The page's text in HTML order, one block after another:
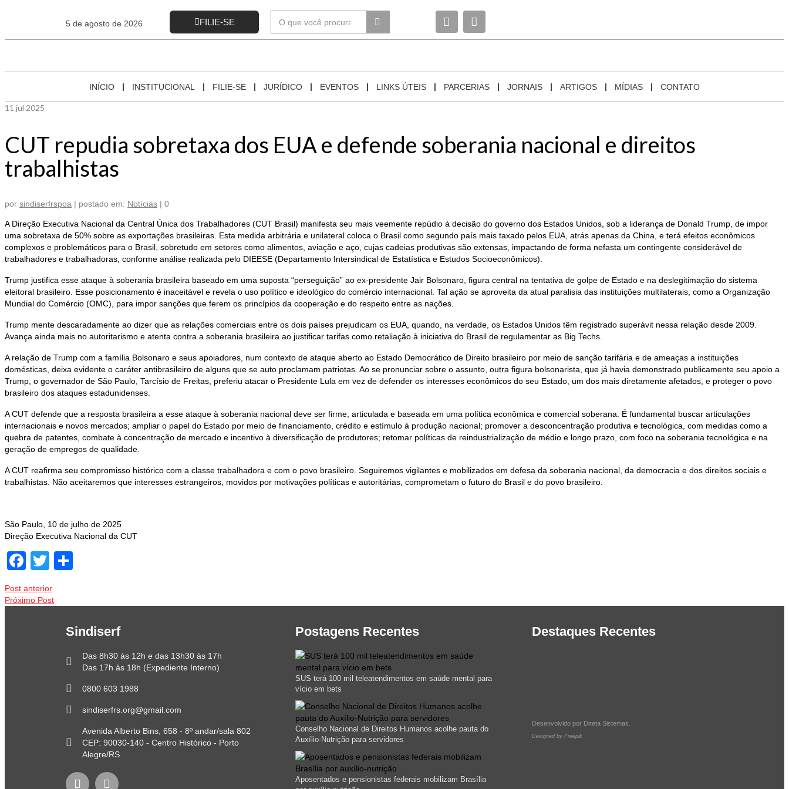
5 de agosto de 2026 FILIE-SE
INÍCIO INSTITUCIONAL FILIE-SE JURÍDICO EVENTOS LINKS ÚTEIS PARCERIAS JORNAIS ARTIGOS MÍDIAS CONTATO
11 jul 2025
CUT repudia sobretaxa dos EUA e defende soberania nacional e direitos
trabalhistas
por sindiserfrspoa | postado em: Notícias | 0
A Direção Executiva Nacional da Central Única dos Trabalhadores (CUT Brasil) manifesta seu mais veemente repúdio à decisão do governo dos Estados Unidos, sob a liderança de Donald Trump, de impor
uma sobretaxa de 50% sobre as exportações brasileiras. Esta medida arbitrária e unilateral coloca o Brasil como segundo país mais taxado pelos EUA, atrás apenas da China, e terá efeitos econômicos
complexos e problemáticos para o Brasil, sobretudo em setores como alimentos, aviação e aço, cujas cadeias produtivas são extensas, impactando de forma nefasta um contingente considerável de
trabalhadores e trabalhadoras, conforme análise realizada pelo DIEESE (Departamento Intersindical de Estatística e Estudos Socioeconômicos).
Trump justifica esse ataque à soberania brasileira baseado em uma suposta “perseguição” ao ex-presidente Jair Bolsonaro, figura central na tentativa de golpe de Estado e na deslegitimação do sistema
eleitoral brasileiro. Esse posicionamento é inaceitável e revela o uso político e ideológico do comércio internacional. Tal ação se aproveita da atual paralisia das instituições multilaterais, como a Organização
Mundial do Comércio (OMC), para impor sanções que ferem os princípios da cooperação e do respeito entre as nações.
Trump mente descaradamente ao dizer que as relações comerciais entre os dois países prejudicam os EUA, quando, na verdade, os Estados Unidos têm registrado superávit nessa relação desde 2009.
Avança ainda mais no autoritarismo e atenta contra a soberania brasileira ao justificar tarifas como retaliação à iniciativa do Brasil de regulamentar as Big Techs.
A relação de Trump com a família Bolsonaro e seus apoiadores, num contexto de ataque aberto ao Estado Democrático de Direito brasileiro por meio de sanção tarifária e de ameaças a instituições
domésticas, deixa evidente o caráter antibrasileiro de alguns que se auto proclamam patriotas. Ao se pronunciar sobre o assunto, outra figura bolsonarista, que já havia demonstrado publicamente seu apoio a
Trump, o governador de São Paulo, Tarcísio de Freitas, preferiu atacar o Presidente Lula em vez de defender os interesses econômicos do seu Estado, um dos mais diretamente afetados, e proteger o povo
brasileiro dos ataques estadunidenses.
A CUT defende que a resposta brasileira a esse ataque à soberania nacional deve ser firme, articulada e baseada em uma política econômica e comercial soberana. É fundamental buscar articulações
internacionais e novos mercados; ampliar o papel do Estado por meio de financiamento, crédito e estímulo à produção nacional; promover a desconcentração produtiva e tecnológica, com medidas como a
quebra de patentes, combate à concentração de mercado e incentivo à diversificação de produtores; retomar políticas de reindustrialização de médio e longo prazo, com foco na soberania tecnológica e na
geração de empregos de qualidade.
A CUT reafirma seu compromisso histórico com a classe trabalhadora e com o povo brasileiro. Seguiremos vigilantes e mobilizados em defesa da soberania nacional, da democracia e dos direitos sociais e
trabalhistas. Não aceitaremos que interesses estrangeiros, movidos por motivações políticas e autoritárias, comprometam o futuro do Brasil e do povo brasileiro.
São Paulo, 10 de julho de 2025
Direção Executiva Nacional da CUT
Facebook
Twitter
Post anterior
Próximo Post
Sindiserf
Das 8h30 às 12h e das 13h30 às 17h
Das 17h às 18h (Expediente Interno)
0800 603 1988
sindiserfrs.org@gmail.com
Avenida Alberto Bins, 658 - 8º andar/sala 802
CEP: 90030-140 - Centro Histórico - Porto
Alegre/RS
Postagens Recentes
SUS terá 100 mil teleatendimentos em saúde mental para
vício em bets
Conselho Nacional de Direitos Humanos acolhe pauta do
Auxílio-Nutrição para servidores
Aposentados e pensionistas federais mobilizam Brasília
Destaques Recentes
Desenvolvido por Direta Sistemas
Designed by Freepik